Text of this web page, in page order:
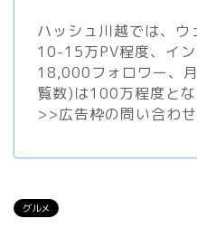
ハッシュ川越では、
10-15万PV程度、 イ
18,000フォロワー、
覧数)は100万程度とな
>>広告枠の問い合わ
グルメ